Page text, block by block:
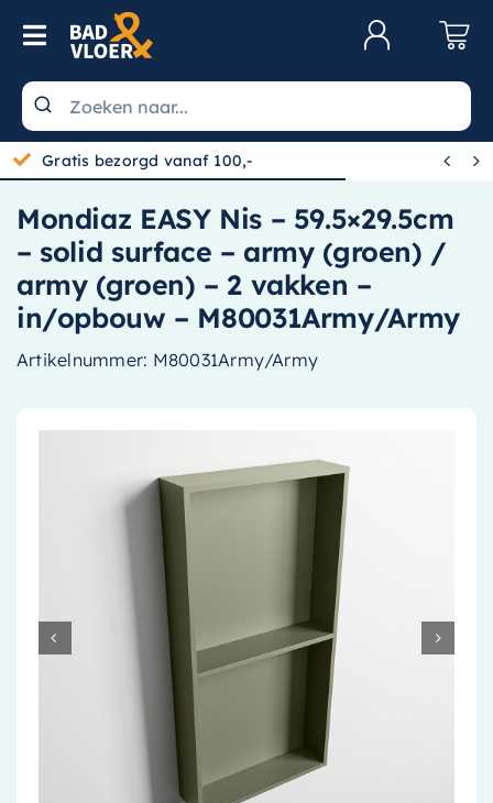
Skip to content
Toggle Navigation
Wastafels
Toiletten
Spiegels
Kranen
Douche
Badkamermeubels
Accessoires
Installatiemateriaal
Klimaatbeheersing
Gratis bezorgd vanaf 100,-  
Mondiaz EASY Nis – 59.5×29.5cm
– solid surface – army (groen) /
army (groen) – 2 vakken –
in/opbouw – M80031Army/Army
Artikelnummer: M80031Army/Army